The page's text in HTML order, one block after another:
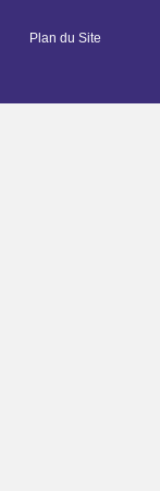
Plan du Site